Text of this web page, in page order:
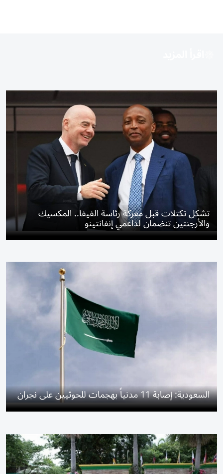
تشكل تكتلات قبل معركة رئاسة الفيفا.. المكسيك
والأرجنتين تنضمان لداعمي إنفانتينو
السعودية: إصابة 11 مدنياً بهجمات للحوثيين على نجران